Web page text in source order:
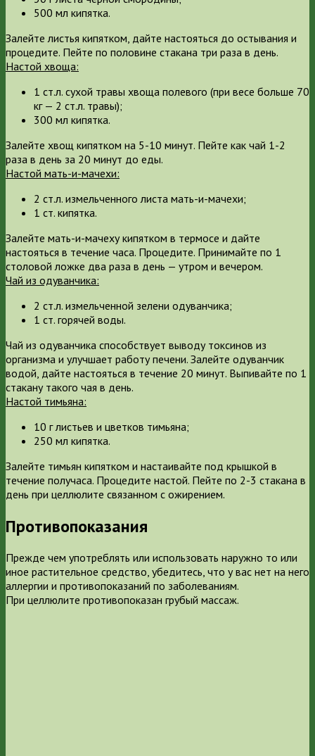
500 мл кипятка.
Залейте листья кипятком, дайте настояться до остывания и
процедите. Пейте по половине стакана три раза в день.
Настой хвоща:
1 ст.л. сухой травы хвоща полевого (при весе больше 70
кг — 2 ст.л. травы);
300 мл кипятка.
Залейте хвощ кипятком на 5-10 минут. Пейте как чай 1-2
раза в день за 20 минут до еды.
Настой мать-и-мачехи:
2 ст.л. измельченного листа мать-и-мачехи;
1 ст. кипятка.
Залейте мать-и-мачеху кипятком в термосе и дайте
настояться в течение часа. Процедите. Принимайте по 1
столовой ложке два раза в день — утром и вечером.
Чай из одуванчика:
2 ст.л. измельченной зелени одуванчика;
1 ст. горячей воды.
Чай из одуванчика способствует выводу токсинов из
организма и улучшает работу печени. Залейте одуванчик
водой, дайте настояться в течение 20 минут. Выпивайте по 1
стакану такого чая в день.
Настой тимьяна:
10 г листьев и цветков тимьяна;
250 мл кипятка.
Залейте тимьян кипятком и настаивайте под крышкой в
течение получаса. Процедите настой. Пейте по 2-3 стакана в
день при целлюлите связанном с ожирением.
Противопоказания
Прежде чем употреблять или использовать наружно то или
иное растительное средство, убедитесь, что у вас нет на него
аллергии и противопоказаний по заболеваниям.
При целлюлите противопоказан грубый массаж.